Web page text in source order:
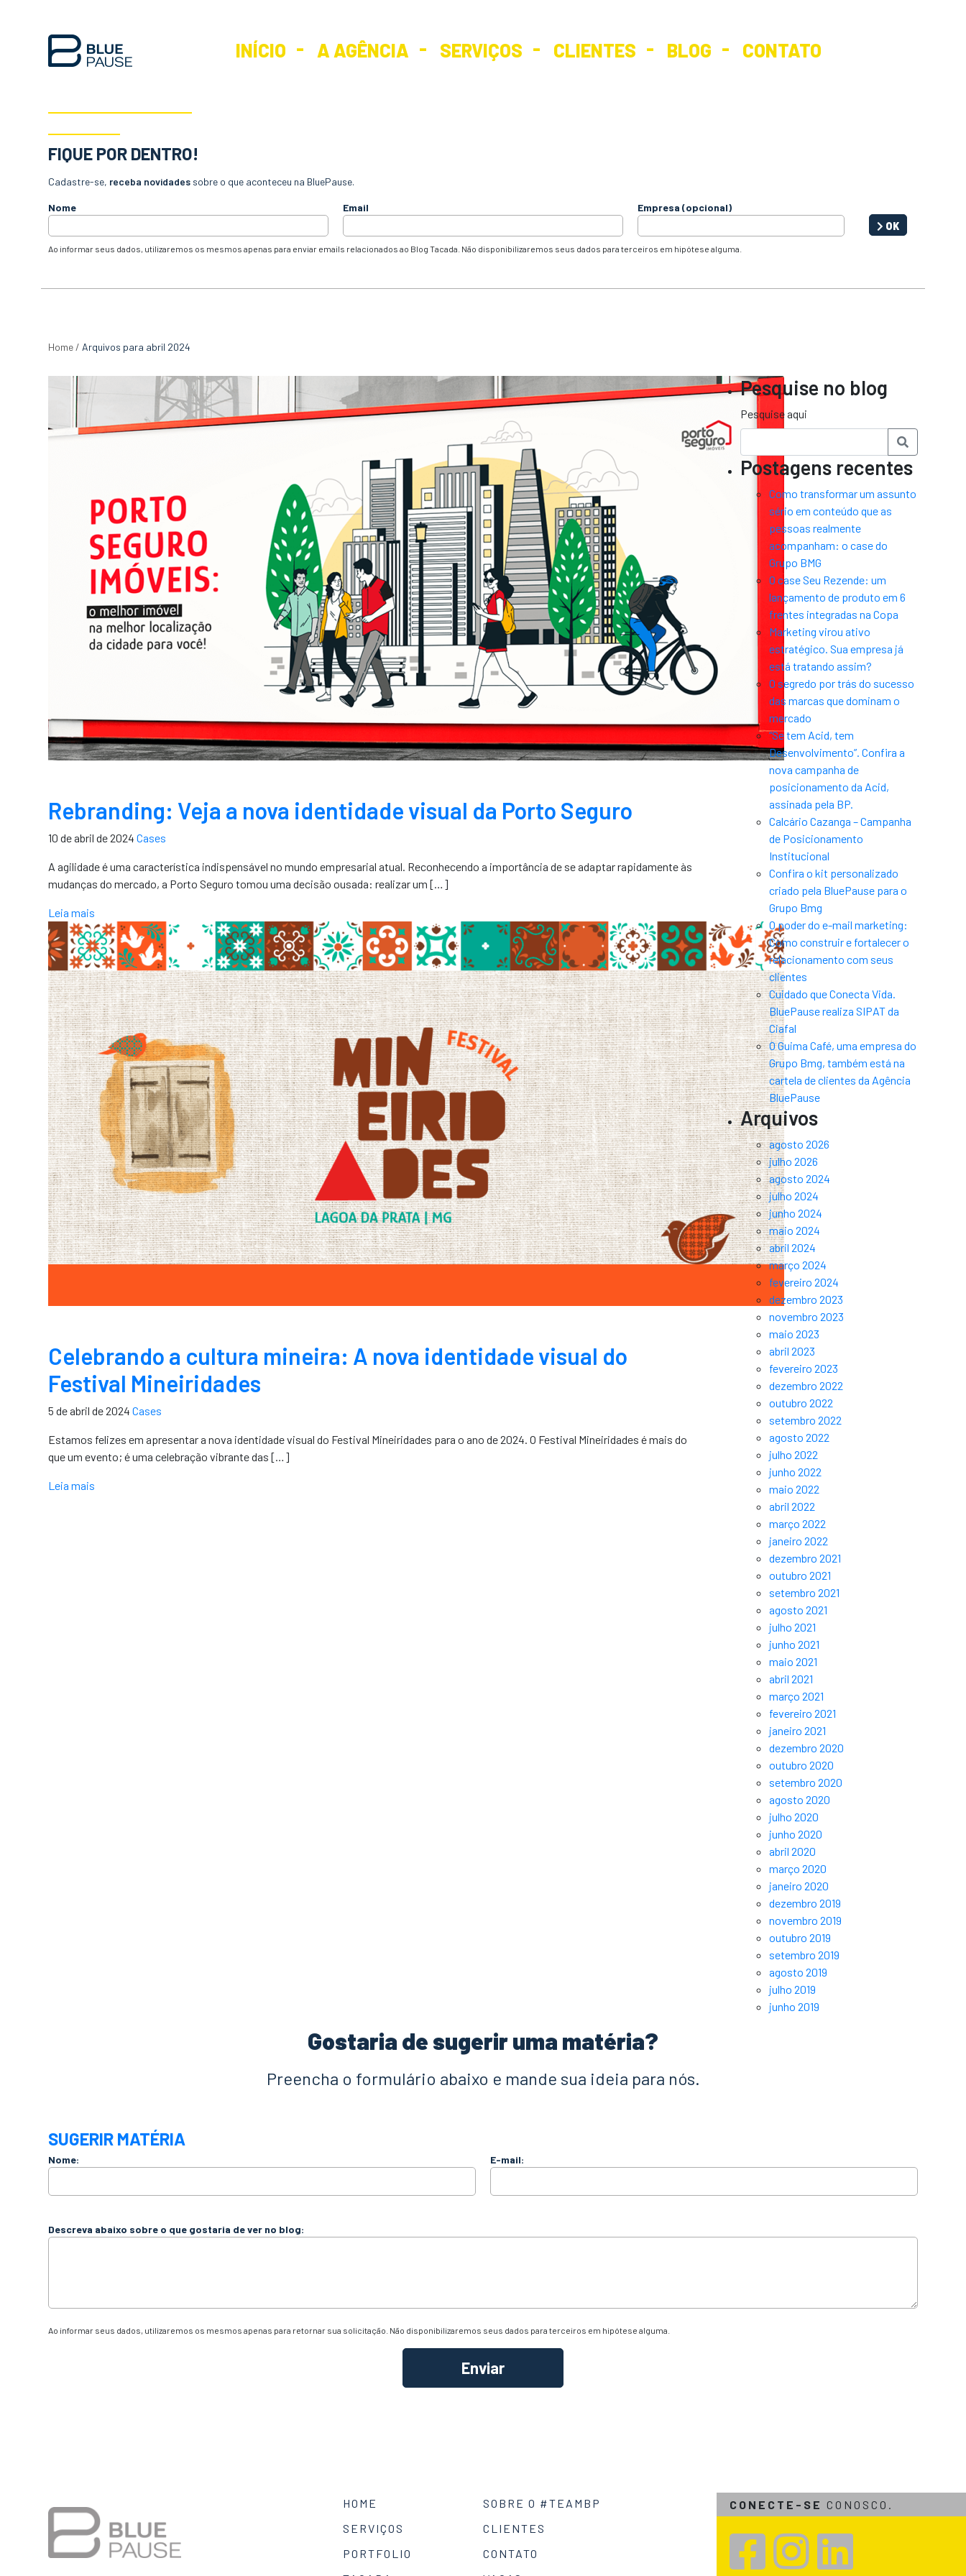
INÍCIO A AGÊNCIA SERVIÇOS CLIENTES BLOG CONTATO
FIQUE POR DENTRO!
Cadastre-se, receba novidades sobre o que aconteceu na BluePause.
Nome Email Empresa (opcional)
Ao informar seus dados, utilizaremos os mesmos apenas para enviar emails relacionados ao Blog Tacada. Não disponibilizaremos seus dados para terceiros em hipótese alguma.
OK
Home / Arquivos para abril 2024
Rebranding: Veja a nova identidade visual da Porto Seguro
10 de abril de 2024 Cases
A agilidade é uma característica indispensável no mundo empresarial atual. Reconhecendo a importância de se adaptar rapidamente às
mudanças do mercado, a Porto Seguro tomou uma decisão ousada: realizar um […]
Leia mais
Celebrando a cultura mineira: A nova identidade visual do
Festival Mineiridades
5 de abril de 2024 Cases
Estamos felizes em apresentar a nova identidade visual do Festival Mineiridades para o ano de 2024. O Festival Mineiridades é mais do
que um evento; é uma celebração vibrante das […]
Leia mais
Pesquise no blog
Pesquise aqui
Postagens recentes
Como transformar um assunto
sério em conteúdo que as
pessoas realmente
acompanham: o case do
Grupo BMG
O case Seu Rezende: um
lançamento de produto em 6
frentes integradas na Copa
Marketing virou ativo
estratégico. Sua empresa já
está tratando assim?
O segredo por trás do sucesso
das marcas que dominam o
mercado
“Se tem Acid, tem
Desenvolvimento”. Confira a
nova campanha de
posicionamento da Acid,
assinada pela BP.
Calcário Cazanga – Campanha
de Posicionamento
Institucional
Confira o kit personalizado
criado pela BluePause para o
Grupo Bmg
O poder do e-mail marketing:
Como construir e fortalecer o
relacionamento com seus
clientes
Cuidado que Conecta Vida.
BluePause realiza SIPAT da
Ciafal
O Guima Café, uma empresa do
Grupo Bmg, também está na
cartela de clientes da Agência
BluePause
Arquivos
agosto 2026
julho 2026
agosto 2024
julho 2024
junho 2024
maio 2024
abril 2024
março 2024
fevereiro 2024
dezembro 2023
novembro 2023
maio 2023
abril 2023
fevereiro 2023
dezembro 2022
outubro 2022
setembro 2022
agosto 2022
julho 2022
junho 2022
maio 2022
abril 2022
março 2022
janeiro 2022
dezembro 2021
outubro 2021
setembro 2021
agosto 2021
julho 2021
junho 2021
maio 2021
abril 2021
março 2021
fevereiro 2021
janeiro 2021
dezembro 2020
outubro 2020
setembro 2020
agosto 2020
julho 2020
junho 2020
abril 2020
março 2020
janeiro 2020
dezembro 2019
novembro 2019
outubro 2019
setembro 2019
agosto 2019
julho 2019
junho 2019
Gostaria de sugerir uma matéria?
Preencha o formulário abaixo e mande sua ideia para nós.
SUGERIR MATÉRIA
Nome: E-mail:
Descreva abaixo sobre o que gostaria de ver no blog:
Ao informar seus dados, utilizaremos os mesmos apenas para retornar sua solicitação. Não disponibilizaremos seus dados para terceiros em hipótese alguma.
HOME
SOBRE O #TEAMBP
SERVIÇOS
CLIENTES
PORTFOLIO
CONTATO
CONECTE-SE CONOSCO.